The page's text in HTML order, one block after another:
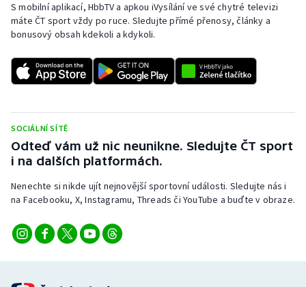
S mobilní aplikací, HbbTV a apkou iVysílání ve své chytré televizi
máte ČT sport vždy po ruce. Sledujte přímé přenosy, články a
bonusový obsah kdekoli a kdykoli.
SOCIÁLNÍ SÍTĚ
Odteď vám už nic neunikne. Sledujte ČT sport
i na dalších platformách.
Nenechte si nikde ujít nejnovější sportovní události. Sledujte nás i
na Facebooku, X, Instagramu, Threads či YouTube a buďte v obraze.